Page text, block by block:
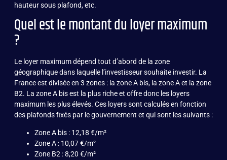
hauteur sous plafond, etc.
Quel est le montant du loyer maximum
?
Le loyer maximum dépend tout d’abord de la zone
géographique dans laquelle l’investisseur souhaite investir. La
France est divisée en 3 zones : la zone A bis, la zone A et la zone
B2. La zone A bis est la plus riche et offre donc les loyers
maximum les plus élevés. Ces loyers sont calculés en fonction
des plafonds fixés par le gouvernement et qui sont les suivants :
Zone A bis : 12,18 €/m²
Zone A : 10,07 €/m²
Zone B2 : 8,20 €/m²